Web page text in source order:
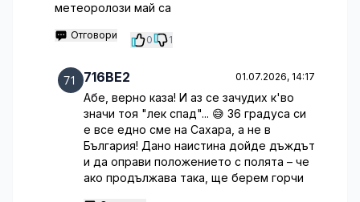
метеоролози май са
Отговори 0 1
716BE2 01.07.2026, 14:17
Абе, верно каза! И аз се зачудих к'во
значи тоя "лек спад"... 😅 36 градуса си
е все едно сме на Сахара, а не в
България! Дано наистина дойде дъждът
и да оправи положението с полята – че
ако продължава така, ще берем горчи